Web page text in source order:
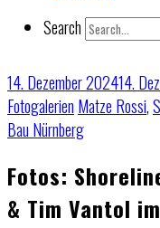
Search
14. Dezember 202414.
Fotogalerien Matze Rossi,
Bau Nürnberg
Fotos:
& Tim Vantol